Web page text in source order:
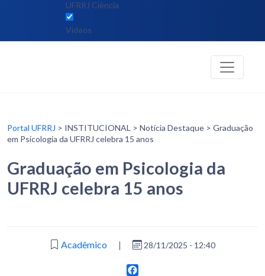
UFRRJ Ciência
Vídeos
Portal UFRRJ > INSTITUCIONAL > Notícia Destaque > Graduação
em Psicologia da UFRRJ celebra 15 anos
Graduação em Psicologia da
UFRRJ celebra 15 anos
Acadêmico | 28/11/2025 - 12:40